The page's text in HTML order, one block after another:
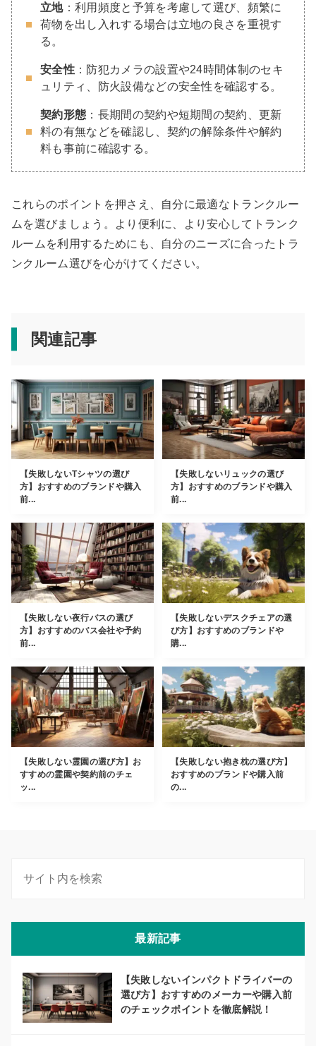
立地：利用頻度と予算を考慮して選び、頻繁に
荷物を出し入れする場合は立地の良さを重視す
る。
安全性：防犯カメラの設置や24時間体制のセキ
ュリティ、防火設備などの安全性を確認する。
契約形態 ：長期間の契約や短期間の契約、更新
料の有無などを確認し、契約の解除条件や解約
料も事前に確認する。
これらのポイントを押さえ、自分に最適なトランクルー
ムを選びましょう。より便利に、より安心してトランク
ルームを利用するためにも、自分のニーズに合ったトラ
ンクルーム選びを心がけてください。
関連記事
【失敗しないTシャツの選び
方】おすすめのブランドや購入
前...
【失敗しないリュックの選び
方】おすすめのブランドや購入
前...
【失敗しない夜行バスの選び
方】おすすめのバス会社や予約
前...
【失敗しないデスクチェアの選
び方】おすすめのブランドや
購...
【失敗しない霊園の選び方】お
すすめの霊園や契約前のチェ
ッ...
【失敗しない抱き枕の選び方】
おすすめのブランドや購入前
の...
最新記事
【失敗しないインパクトドライバーの
選び方】おすすめのメーカーや購入前
のチェックポイントを徹底解説！